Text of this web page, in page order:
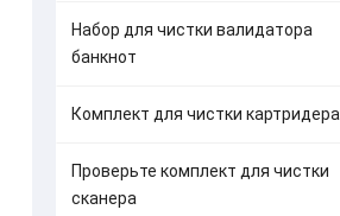
Набор для чистки валидатора
банкнот
Комплект для чистки картридера
Проверьте комплект для чистки
сканера